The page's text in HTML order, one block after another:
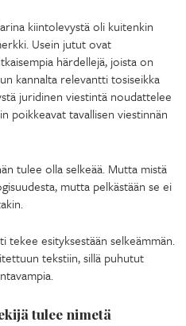
kiintolevystä oli kuitenkin
Usein jutut ovat
härdellejä, joista on
kannalta relevantti tosiseikka
juridinen viestintä noudattelee
poikkeavat tavallisen viestinnän
tulee olla selkeää. Mutta mistä
mutta pelkästään se ei
tekee esityksestään selkeämmän.
tekstiin, sillä puhutut
tulee nimetä